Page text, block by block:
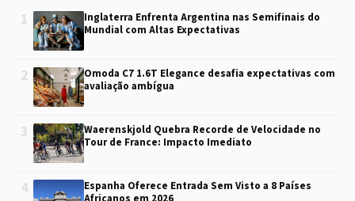
1
Inglaterra Enfrenta Argentina nas Semifinais do
Mundial com Altas Expectativas
2
Omoda C7 1.6T Elegance desafia expectativas com
avaliação ambígua
3
Waerenskjold Quebra Recorde de Velocidade no
Tour de France: Impacto Imediato
4
Espanha Oferece Entrada Sem Visto a 8 Países